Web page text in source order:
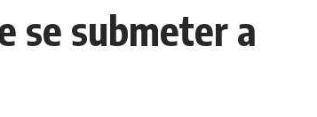
se submeter a